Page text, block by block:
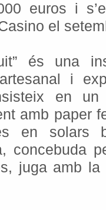
euros i
el
és una
i
en un
amb paper
en solars
concebuda
juga amb la